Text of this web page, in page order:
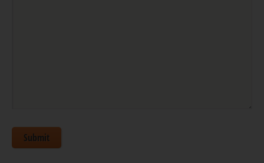
Submit